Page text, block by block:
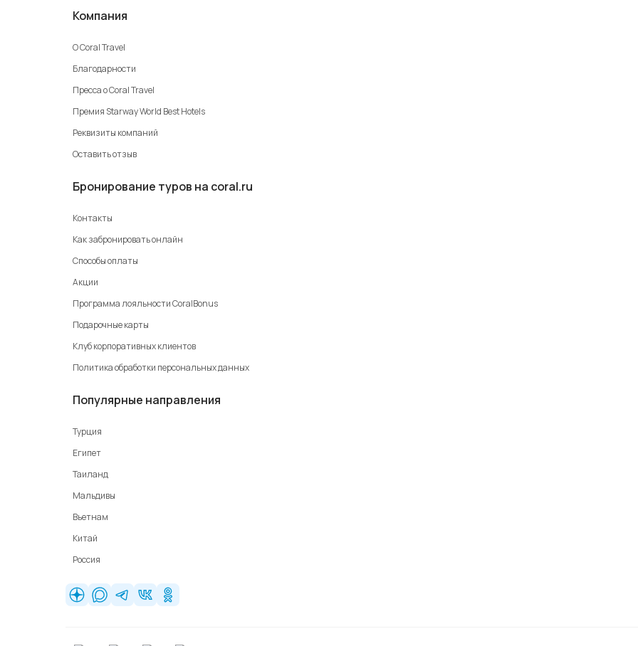
Компания
О Coral Travel
Благодарности
Пресса о Coral Travel
Премия Starway World Best Hotels
Реквизиты компаний
Оставить отзыв
Бронирование туров на coral.ru
Контакты
Как забронировать онлайн
Способы оплаты
Акции
Программа лояльности CoralBonus
Подарочные карты
Клуб корпоративных клиентов
Политика обработки персональных данных
Популярные направления
Турция
Египет
Таиланд
Мальдивы
Вьетнам
Китай
Россия